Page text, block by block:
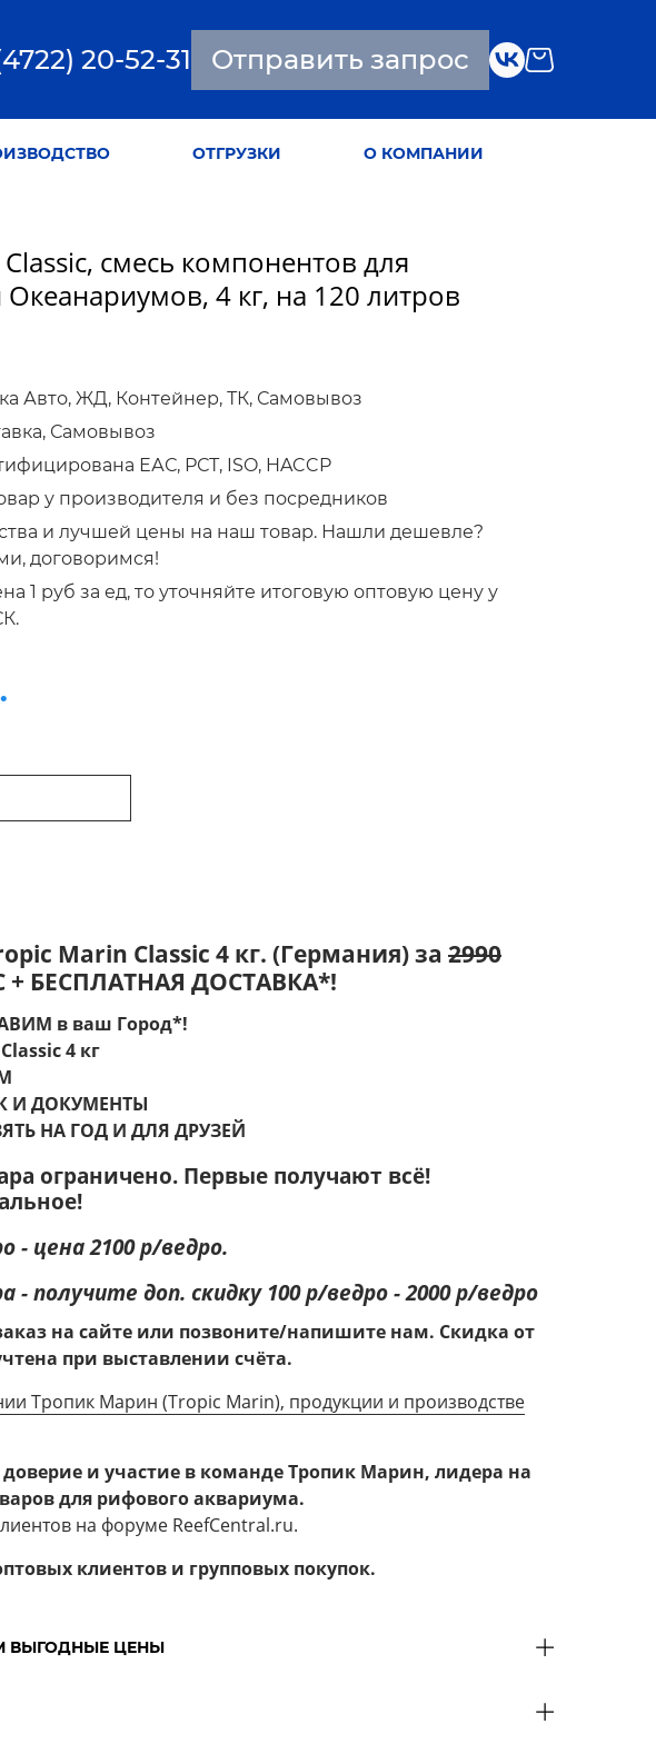
20-52-31 Отправить запрос
ОТГРУЗКИ О КОМПАНИИ
смесь компонентов для
4 кг, на 120 литров
Авто, ЖД, Контейнер, ТК, Самовывоз
Самовывоз
ЕАС, РСТ, ISO, HACCP
у производителя и без посредников
и лучшей цены на наш товар. Нашли дешевле?
договоримся!
1 руб за ед, то уточняйте итоговую оптовую цену у
Marin Classic 4 кг. (Германия) за 2990
+ БЕСПЛАТНАЯ ДОСТАВКА*!
в ваш Город*!
4 кг
И ДОКУМЕНТЫ
НА ГОД И ДЛЯ ДРУЗЕЙ
ограничено. Первые получают всё!
- цена 2100 р/ведро.
- получите доп. скидку 100 р/ведро - 2000 р/ведро
на сайте или позвоните/напишите нам. Скидка от
при выставлении счёта.
Тропик Марин (Tropic Marin), продукции и производстве
и участие в команде Тропик Марин, лидера на
для рифового аквариума.
на форуме ReefCentral.ru.
клиентов и групповых покупок.
ВЫГОДНЫЕ ЦЕНЫ